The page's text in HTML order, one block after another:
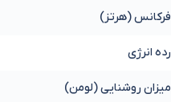
فرکانس (هرتز)
رده انرژی
میزان روشنایی (لومن)